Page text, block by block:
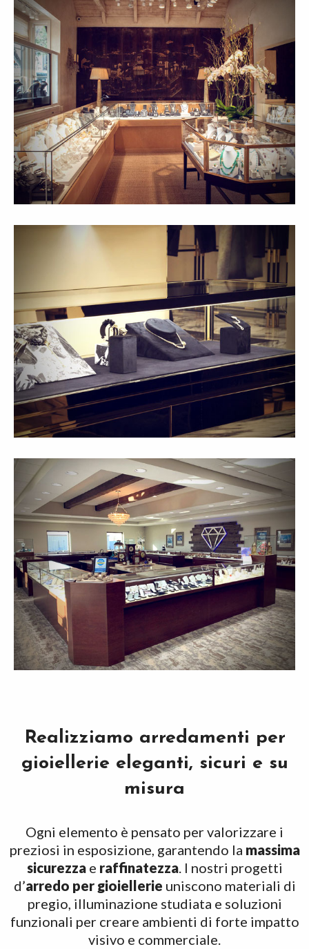
Realizziamo arredamenti per
gioiellerie eleganti, sicuri e su
misura
Ogni elemento è pensato per valorizzare i
preziosi in esposizione, garantendo la massima
sicurezzae raffinatezza. I nostri progetti
d’arredo per gioiellerie uniscono materiali di
pregio, illuminazione studiata e soluzioni
funzionali per creare ambienti di forte impatto
visivo e commerciale.